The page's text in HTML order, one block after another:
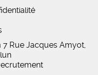
Rue Jacques Amyot,